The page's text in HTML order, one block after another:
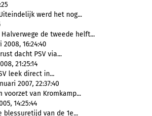
werd het nog...
Halverwege de tweede helft...
16:24:40
dacht PSV via...
21:25:14
leek direct in...
2007, 22:37:40
voorzet van Kromkamp...
14:25:44
blessuretijd van de 1e...